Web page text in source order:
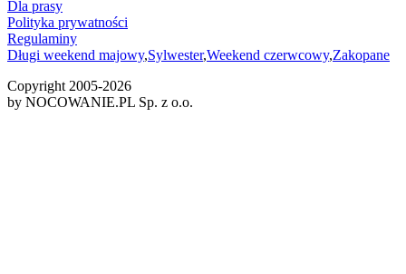
Dla prasy
Polityka prywatności
Regulaminy
Długi weekend majowy,Sylwester,Weekend czerwcowy,Zakopane
Copyright 2005-2026
by NOCOWANIE.PL Sp. z o.o.